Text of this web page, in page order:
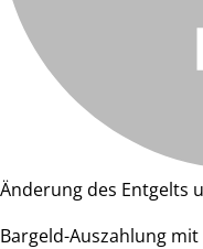
Änderung des Entgelts
Bargeld-Auszahlung